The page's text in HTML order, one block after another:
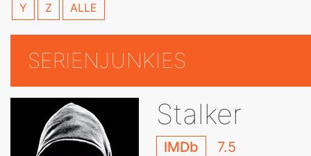
Y Z ALLE
SERIENJUNKIES
Stalker
IMDb 7.5